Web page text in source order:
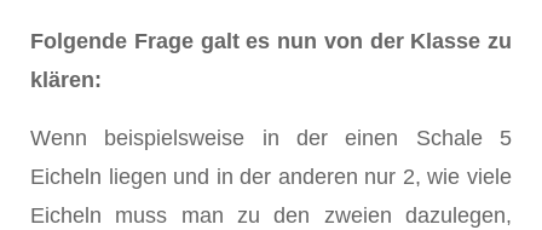
Folgende Frage galt es nun von der Klasse zu
klären:
Wenn beispielsweise in der einen Schale 5
Eicheln liegen und in der anderen nur 2, wie viele
Eicheln muss man zu den zweien dazulegen,